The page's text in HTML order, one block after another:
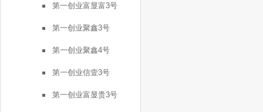
第一创业富显富3号
第一创业聚鑫3号
第一创业聚鑫4号
第一创业信壹3号
第一创业富显贵3号